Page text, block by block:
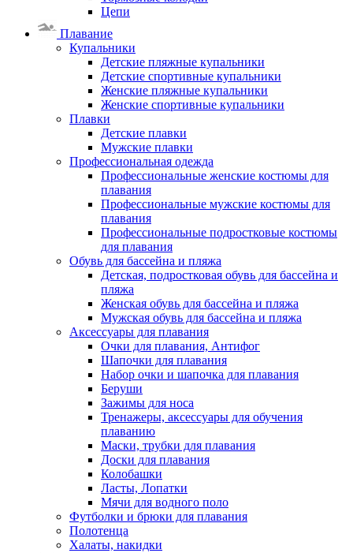
Цепи
Плавание
Купальники
Детские пляжные купальники
Детские спортивные купальники
Женские пляжные купальники
Женские спортивные купальники
Плавки
Детские плавки
Мужские плавки
Профессиональная одежда
Профессиональные женские костюмы для
плавания
Профессиональные мужские костюмы для
плавания
Профессиональные подростковые костюмы
для плавания
Обувь для бассейна и пляжа
Детская, подростковая обувь для бассейна и
пляжа
Женская обувь для бассейна и пляжа
Мужская обувь для бассейна и пляжа
Аксессуары для плавания
Очки для плавания, Антифог
Шапочки для плавания
Набор очки и шапочка для плавания
Беруши
Зажимы для носа
Тренажеры, аксессуары для обучения
плаванию
Маски, трубки для плавания
Доски для плавания
Колобашки
Ласты, Лопатки
Мячи для водного поло
Футболки и брюки для плавания
Полотенца
Халаты, накидки